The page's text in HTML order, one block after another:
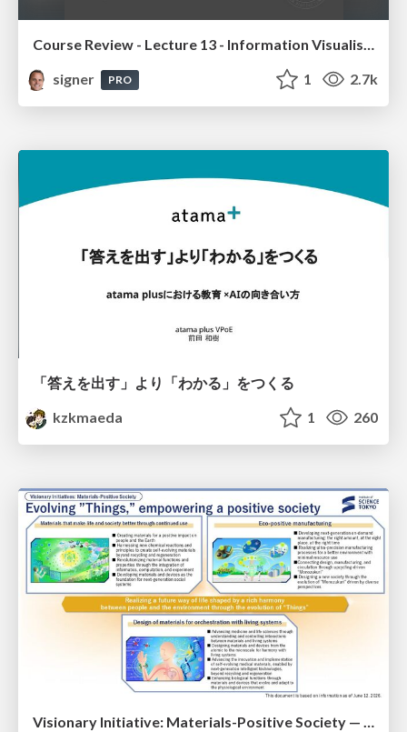
signer
PRO 1 2.7k
「答えを出す」より「わかる」をつくる
kzkmaeda
1 260